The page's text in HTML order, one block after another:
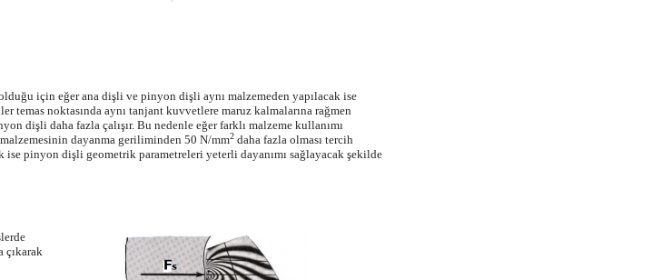
için eğer ana dişli ve pinyon dişli aynı malzemeden yapılacak ise
noktasında aynı tanjant kuvvetlere maruz kalmalarına rağmen
dişli daha fazla çalışır. Bu nedenle eğer farklı malzeme kullanımı
dayanma geriliminden 50 N/mm2 daha fazla olması tercih
pinyon dişli geometrik parametreleri yeterli dayanımı sağlayacak şekilde
çıkarak